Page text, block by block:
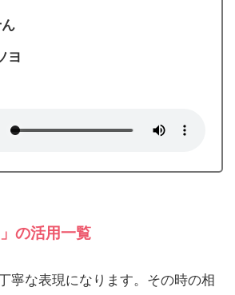
ヨ
の活用一覧
寧な表現になります。その時の相